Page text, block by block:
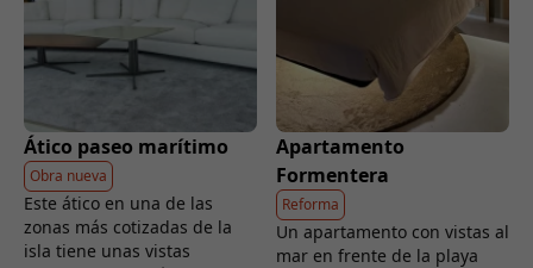
Ático paseo marítimo
Obra nueva
Este ático en una de las
zonas más cotizadas de la
isla tiene unas vistas
Apartamento
Formentera
Reforma
Un apartamento con vistas al
mar en frente de la playa